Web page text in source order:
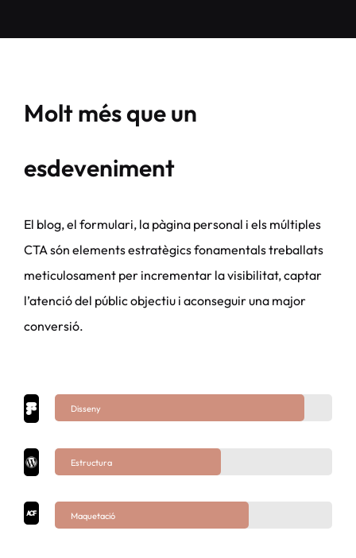
Molt més que un
esdeveniment
El blog, el formulari, la pàgina personal i els múltiples
CTA són elements estratègics fonamentals treballats
meticulosament per incrementar la visibilitat, captar
l’atenció del públic objectiu i aconseguir una major
conversió.
Disseny
Estructura
Maquetació